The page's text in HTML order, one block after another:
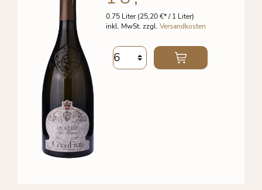
0.75 Liter(25,20 €* / 1 Liter)
inkl. MwSt. zzgl. Versandkosten